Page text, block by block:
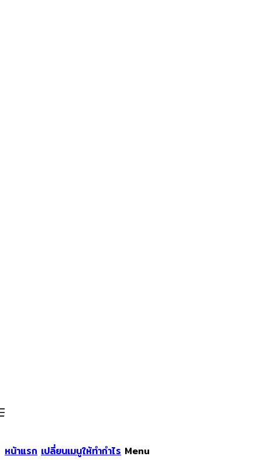
หน้าแรก เปลี่ยนเมนูให้ทำกำไร Menu